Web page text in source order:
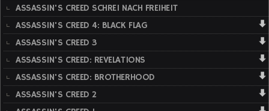
ASSASSIN'S CREED SCHREI NACH FREIHEIT
ASSASSIN'S CREED 4: BLACK FLAG
ASSASSIN'S CREED 3
ASSASSIN'S CREED: REVELATIONS
ASSASSIN'S CREED: BROTHERHOOD
ASSASSIN'S CREED 2